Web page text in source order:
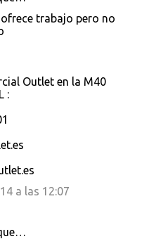
trabajo pero no
Outlet en la M40
:
a las 12:07